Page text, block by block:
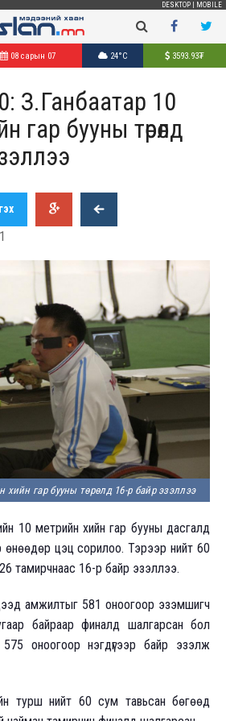
DESKTOP MOBILE
08 сарын 07 24°C 3593.93₮
З.Ганбаатар 10
гар бууны төрөлд
хийн гар бууны төрөлд 16-р байр эзэллээ
10 метрийн хийн гар бууны дасгалд
өнөөдөр цэц сорилоо. Тэрээр нийт 60
тамирчнаас 16-р байр эзэллээ.
амжилтыг 581 оноогоор эзэмшигч
байраар финалд шалгарсан бол
575 оноогоор нэгдүгээр байр эзэлж
турш нийт 60 сум тавьсан бөгөөд